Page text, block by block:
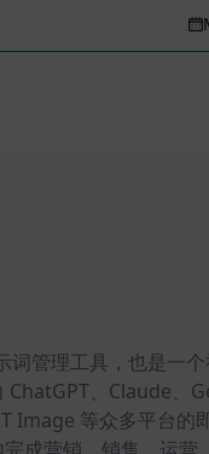
词管理工具，也是一
、Claude、
Image 等众多平台的